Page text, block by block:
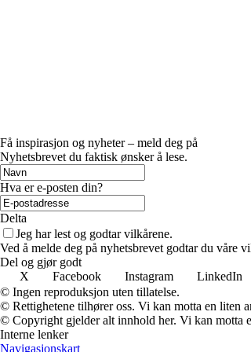
Få inspirasjon og nyheter – meld deg på
Nyhetsbrevet du faktisk ønsker å lese.
Hva er e-posten din?
Delta
Jeg har lest og godtar vilkårene.
Ved å melde deg på nyhetsbrevet godtar du våre
Del og gjør godt
X
Facebook Instagram LinkedIn
© Ingen reproduksjon uten tillatelse.
© Rettighetene tilhører oss. Vi kan motta en liten
© Copyright gjelder alt innhold her. Vi kan motta
Interne lenker
Navigasjonskart